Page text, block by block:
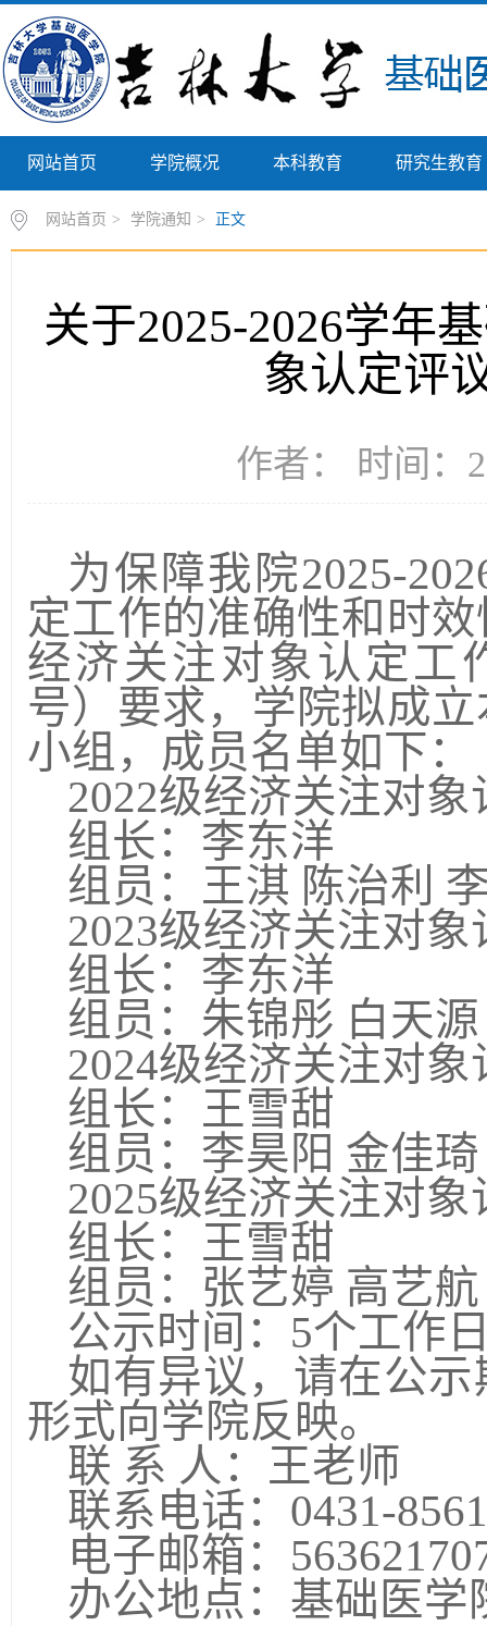
网站首页 学院概况 本科教育 研究生教育
网站首页 > 学院通知 > 正文
关于2025-2026学年
象认定评
作者： 时间：
为保障我院2025-
定工作的准确性和时
经济关注对象认定工
号）要求，学院拟成
小组，成员名单如下：
2022级经济关注对
组长：李东洋
组员：王淇 陈治利
2023级经济关注对
组长：李东洋
组员：朱锦彤 白天源
2024级经济关注对
组长：王雪甜
组员：李昊阳 金佳琦
2025级经济关注对
组长：王雪甜
组员：张艺婷 高艺航
公示时间： 5个工作
如有异议，请在公
形式向学院反映。
联 系 人： 王老师
联系电话： 0431-
电子邮箱：
办公地点：基础医学